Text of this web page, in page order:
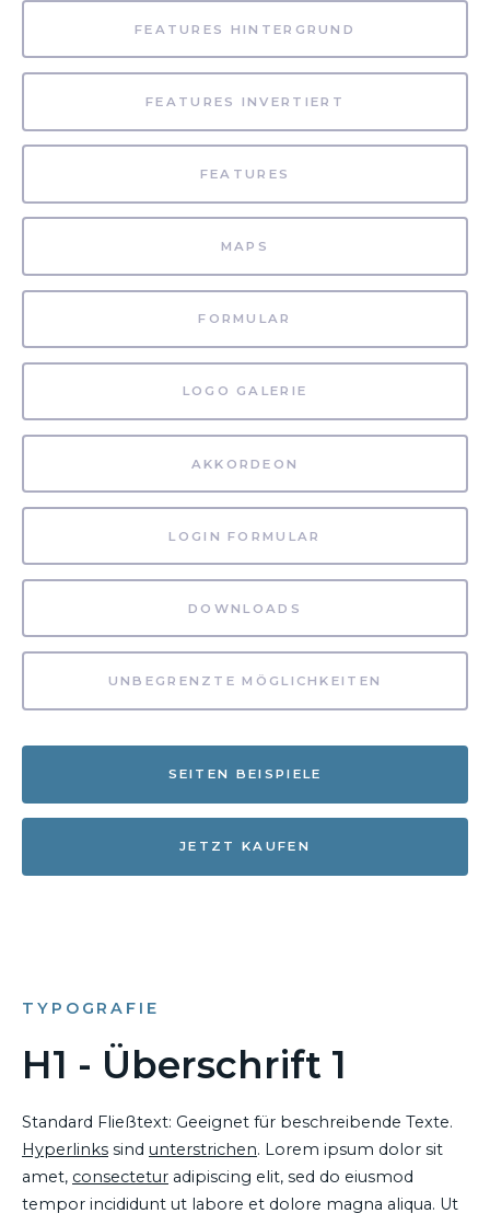
FEATURES HINTERGRUND
FEATURES INVERTIERT
FEATURES
MAPS
FORMULAR
LOGO GALERIE
AKKORDEON
LOGIN FORMULAR
DOWNLOADS
UNBEGRENZTE MÖGLICHKEITEN
SEITEN BEISPIELE
JETZT KAUFEN
TYPOGRAFIE
H1 - Überschrift 1
Standard Fließtext: Geeignet für beschreibende Texte.
Hyperlinks sind unterstrichen. Lorem ipsum dolor sit
amet, consectetur adipiscing elit, sed do eiusmod
tempor incididunt ut labore et dolore magna aliqua. Ut